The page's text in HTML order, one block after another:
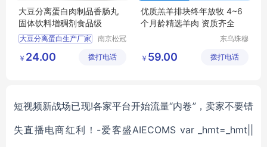
大豆分离蛋白肉制品香肠丸
固体饮料增稠剂食品级
大豆分离蛋白生产厂家
大豆分离蛋白用途
南京松冠
有限公司
￥ 24.00 拨打电话
优质羔羊排块终年放牧 4~6
个月龄精选羊肉 资质齐全
东乌珠穆
商贸有限
￥ 59.00 拨打电话
短视频新战场已现!各家平台开始流量“内卷”，卖家不要错
失直播电商红利！-爱客盛AIECOMS var _hmt=_hmt||